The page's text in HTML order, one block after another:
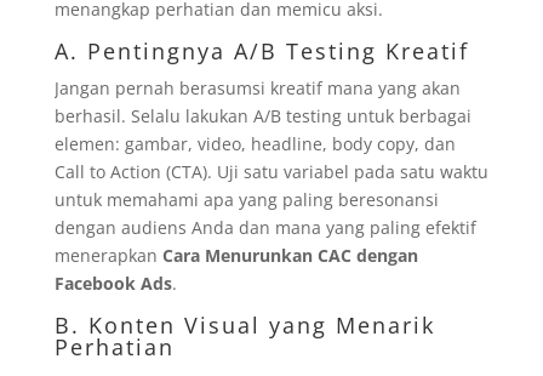
menangkap perhatian dan memicu aksi.
A. Pentingnya A/B Testing Kreatif
Jangan pernah berasumsi kreatif mana yang akan
berhasil. Selalu lakukan A/B testing untuk berbagai
elemen: gambar, video, headline, body copy, dan
Call to Action (CTA). Uji satu variabel pada satu waktu
untuk memahami apa yang paling beresonansi
dengan audiens Anda dan mana yang paling efektif
menerapkan Cara Menurunkan CAC dengan
Facebook Ads.
B. Konten Visual yang Menarik
Perhatian